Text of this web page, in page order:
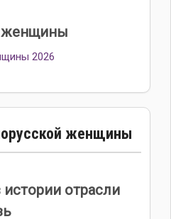
женщины
женщины
отрасли